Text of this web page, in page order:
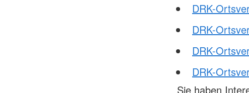
DRK-
DRK-
DRK-
DRK-
Sie haben